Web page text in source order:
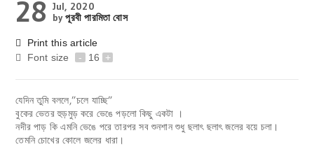
28 Jul, 2020
byপূরবী পারমিতা বোস
Print this article
Font size
- 16 +
যেদিন তুমি বললে,”চলে যাচ্ছি”
বুকের ভেতর হুড়মুড় করে ভেঙে পড়লো কিছু একটা ।
নদীর পাড় কি এমনি ভেঙে পরে তারপর সব শুনশান শুধু ছলাৎ ছলাৎ জলের বয়ে চলা।
তেমনি চোখের কোলে জলের ধারা।